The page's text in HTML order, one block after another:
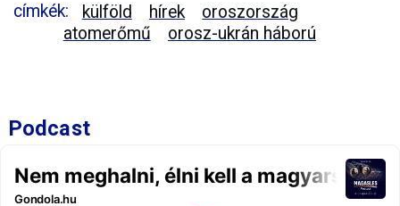
címkék: külföld hírek
oroszország
atomerőmű
orosz-ukrán háború
Podcast